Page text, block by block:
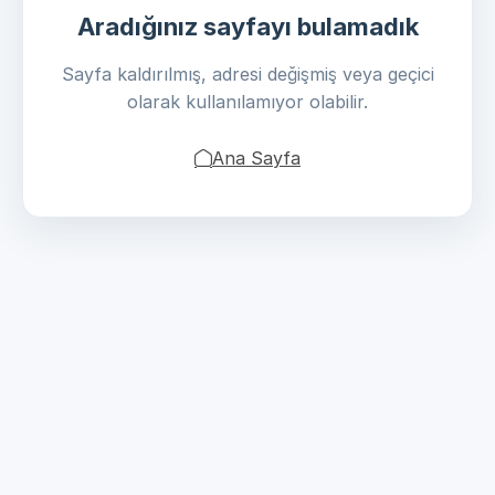
Aradığınız sayfayı bulamadık
Sayfa kaldırılmış, adresi değişmiş veya geçici
olarak kullanılamıyor olabilir.
Ana Sayfa